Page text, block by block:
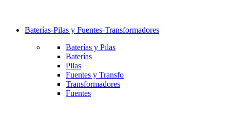
Baterías-Pilas y Fuentes-Transformadores
Baterías y Pilas
Baterías
Pilas
Fuentes y Transfo
Transformadores
Fuentes